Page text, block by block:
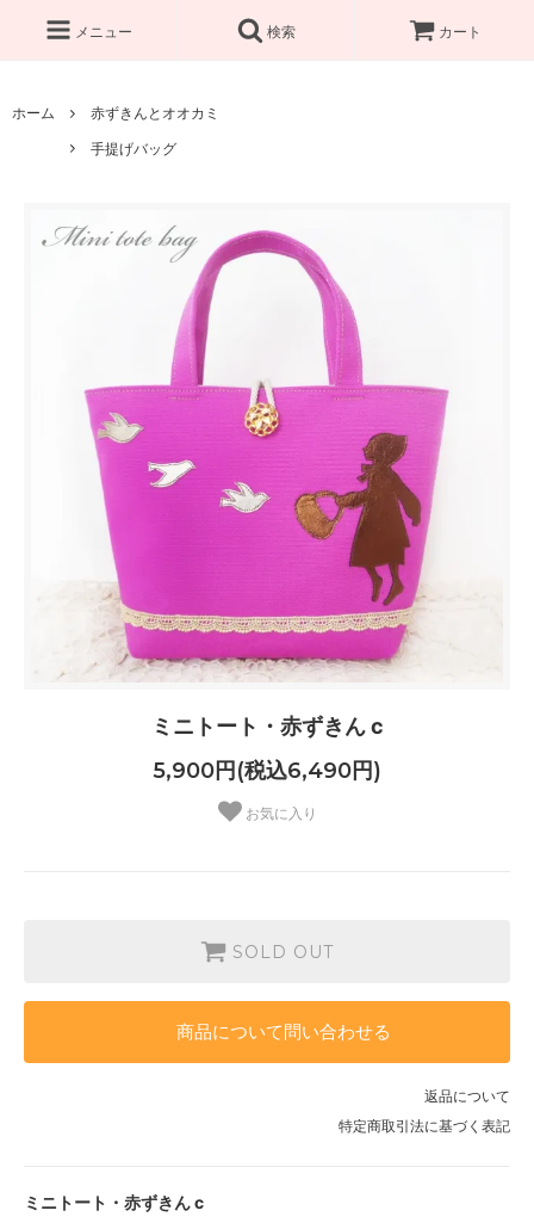
メニュー 検索 カート
ホーム
赤ずきんとオオカミ
手提げバッグ
ミニトート・赤ずきん c
5,900円(税込6,490円)
お気に入り
SOLD OUT
商品について問い合わせる
返品について
特定商取引法に基づく表記
ミニトート・赤ずきん c